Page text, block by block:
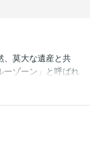
、莫大な遺産と共
ーゾーン」と呼ばれ
魔手からジュンを
侵略者……。科学と